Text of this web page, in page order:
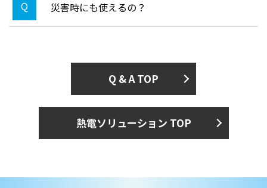
災害時にも使えるの？
Q & A TOP
熱電ソリューション TOP